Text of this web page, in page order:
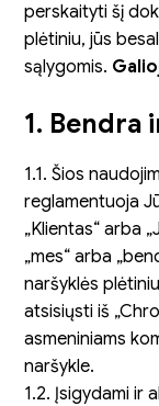
perskaityti šį
plėtiniu, jūs
sąlygomis.
1. Bendra
1.1. Šios
reglamentuoja
„Klientas“ arba
„mes“ arba
naršyklės
atsisiųsti iš
asmeniniams
naršykle.
1.2. Įsigydami ir